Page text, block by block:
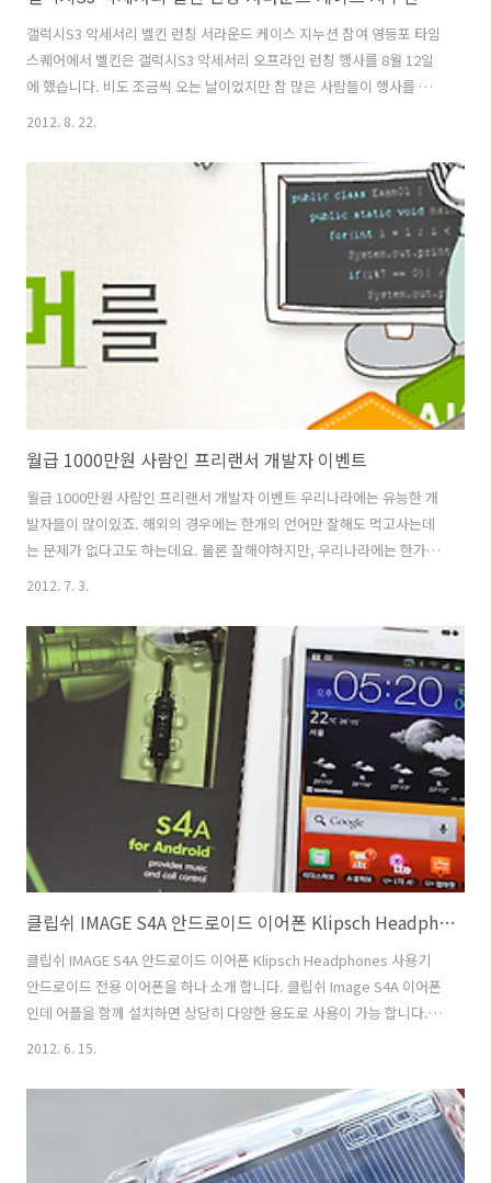
갤럭시S3 악세서리 벨킨 런칭 서라운드 케이스 지누션 참여 영등포 타임
스퀘어에서 벨킨은 갤럭시S3 악세서리 오프라인 런칭 행사를 8월 12일
에 했습니다. 비도 조금씩 오는 날이었지만 참 많은 사람들이 행사를 빛
내주었습니다. 이날은 지누션이 참석하여 벨킨에 대해서 앞으로의 기대
하고 있는 아이들을 돕는 one act 참여 행사도 함께 했습니다. 벨킨의 갤
럭시S3 악세서리가 이번에 총 출동을 해서 모두 다 볼 수 있는 자리이기
도 했습니다. 직접 만져볼 수 는 없었지만 벨킨 서라운드 케이스는 하나
받았네요. 추후에 갤럭시S3 케이스에 대해서 소개를 해보도록 하겠습니
다. 지누션 션이 마이크를 잡았습니다. 그런데 너무 많은 인파로 잘 들리
지는 ..
2012. 8. 22.
월급 1000만원 사람인 프리랜서 개발자 이벤트
월급 1000만원 사람인 프리랜서 개발자 이벤트 우리나라에는 유능한 개
발자들이 많이있죠. 해외의 경우에는 한개의 언어만 잘해도 먹고사는데
는 문제가 없다고도 하는데요. 물론 잘해야하지만, 우리나라에는 한가지
하네요. 언어는 무관하다고 하는데 개발자분들은 한번 도전해보시기 바
랍니다. 개발자들도 정말 능력자분들은 프리린서로 많이 활동을 할텐데
요. 월급 1000만원은 작은 금액은 아니죠. 이번에 사람인에서 프로그래
머로 프로젝트를 맡으면 하루에 대략 52만원을 버는꼴이 될텐데요.(한달
중 19일만) 1명만 뽑기 때문에 사실 상당히 많은 사람들이 힘겹게 경쟁하
게 될듯하기도 한..
2012. 7. 3.
클립쉬 IMAGE S4A 안드로이드 이어폰 Klipsch Headphones 사용기
클립쉬 IMAGE S4A 안드로이드 이어폰 Klipsch Headphones 사용기
안드로이드 전용 이어폰을 하나 소개 합니다. 클립쉬 Image S4A 이어폰
인데 어플을 함께 설치하면 상당히 다양한 용도로 사용이 가능 합니다.
버튼을 한번 누르는것으로 음악 또는 동영상 어플을 동작시킬 수 있고 기
이어폰인만큼 전화 통화 중에도 그대로 활용이 가능 합니다. 지하철이나
사람이 많은곳에서 스마트폰을 사용할 때 이어폰의 사용은 사실 필수적
인데요. 클립쉬 Image S4A (Klipsch Headphones) 는 쉽게 어플을 실
행하게 도와주고 안드로이드에 최적화된 기능을 제공해줍니다. 그럼 지
2012. 6. 15.